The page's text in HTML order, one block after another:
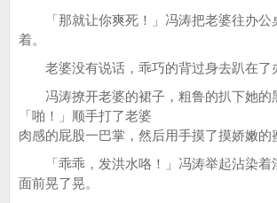
「那就让你爽死！」冯涛把老婆往办公
着。
老婆没有说话，乖巧的背过身去趴在了
冯涛撩开老婆的裙子，粗鲁的扒下她的
「啪！」顺手打了老婆
肉感的屁股一巴掌，然后用手摸了摸娇嫩的
「乖乖，发洪水咯！」冯涛举起沾染着
面前晃了晃。